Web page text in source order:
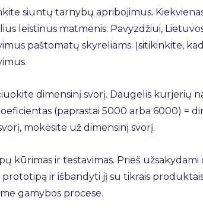
siuntų tarnybų apribojimus.
leistinus matmenis. Pavyzdžiui,
paštomatų skyreliams. Įsitikinkite,
dimensinį svorį. Daugelis kurjerių
(paprastai 5000 arba 6000) =
mokėsite už dimensinį svorį.
kūrimas ir testavimas. Prieš
ir išbandyti jį su tikrais
gamybos procese.